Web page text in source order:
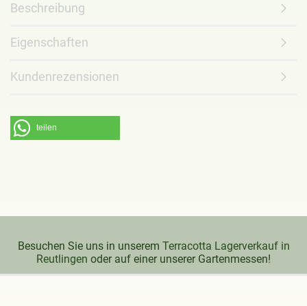
Beschreibung
Eigenschaften
Kundenrezensionen
teilen
Besuchen Sie uns in unserem Terracotta Lagerverkauf in
Reutlingen oder auf einer unserer Gartenmessen!